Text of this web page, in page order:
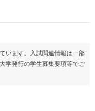
います。入試関連情報は一部
学発行の学生募集要項等でご